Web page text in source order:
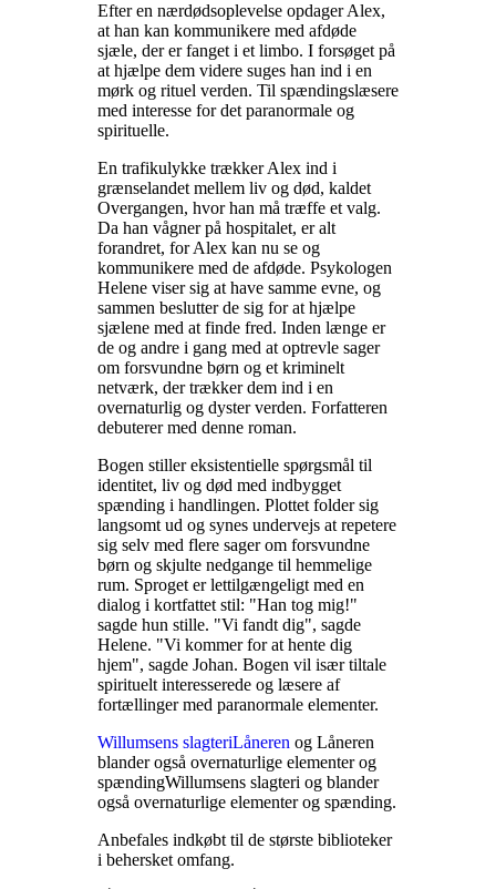
Efter en nærdødsoplevelse opdager Alex,
at han kan kommunikere med afdøde
sjæle, der er fanget i et limbo. I forsøget på
at hjælpe dem videre suges han ind i en
mørk og rituel verden. Til spændingslæsere
med interesse for det paranormale og
spirituelle.
En trafikulykke trækker Alex ind i
grænselandet mellem liv og død, kaldet
Overgangen, hvor han må træffe et valg.
Da han vågner på hospitalet, er alt
forandret, for Alex kan nu se og
kommunikere med de afdøde. Psykologen
Helene viser sig at have samme evne, og
sammen beslutter de sig for at hjælpe
sjælene med at finde fred. Inden længe er
de og andre i gang med at optrevle sager
om forsvundne børn og et kriminelt
netværk, der trækker dem ind i en
overnaturlig og dyster verden. Forfatteren
debuterer med denne roman.
Bogen stiller eksistentielle spørgsmål til
identitet, liv og død med indbygget
spænding i handlingen. Plottet folder sig
langsomt ud og synes undervejs at repetere
sig selv med flere sager om forsvundne
børn og skjulte nedgange til hemmelige
rum. Sproget er lettilgængeligt med en
dialog i kortfattet stil: "Han tog mig!"
sagde hun stille. "Vi fandt dig", sagde
Helene. "Vi kommer for at hente dig
hjem", sagde Johan. Bogen vil især tiltale
spirituelt interesserede og læsere af
fortællinger med paranormale elementer.
Willumsens slagteriLåneren og Låneren
blander også overnaturlige elementer og
spændingWillumsens slagteri og blander
også overnaturlige elementer og spænding.
Anbefales indkøbt til de største biblioteker
i behersket omfang.